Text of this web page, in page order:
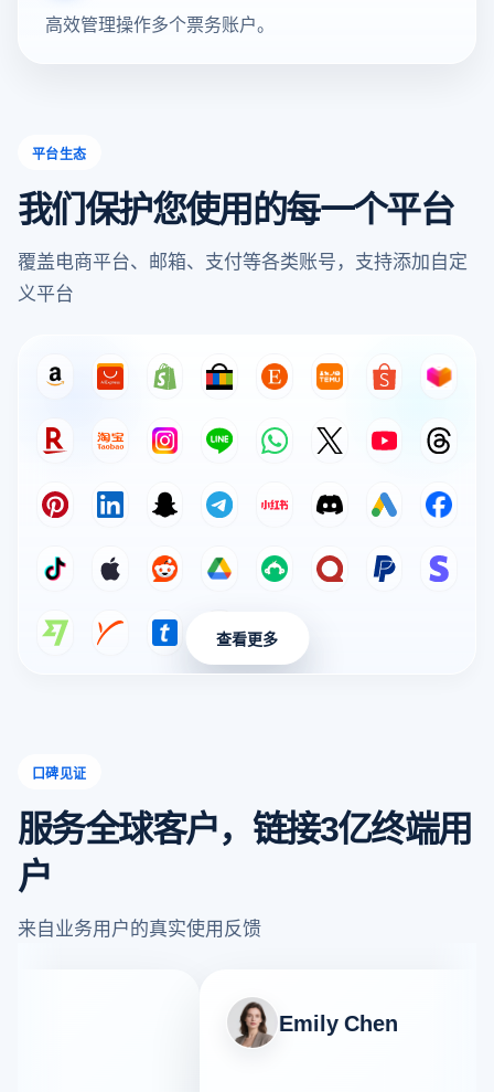
高效管理操作多个票务账户。
平台生态
我们保护您使用的每一个平台
覆盖电商平台、邮箱、支付等各类账号，支持添加自定
义平台
AmazonAliExpressShopifyeBay Etsy Temu Shopee
RakutenTaobaoInstagramLINE WhatsApp
X YouTube
PinterestLinkedInSnapchatTelegram小红书DiscordGoogle Ads
Meta
TikTok AdsApple Search Ads
Reddit AdsGoogle FormsSurveyMonkey
Quora PayPalStripe
Wise PayoneerTicketmaster
Eventbrite
查看更多
口碑见证
服务全球客户，链接3亿终端用
户
来自业务用户的真实使用反馈
Emily Chen